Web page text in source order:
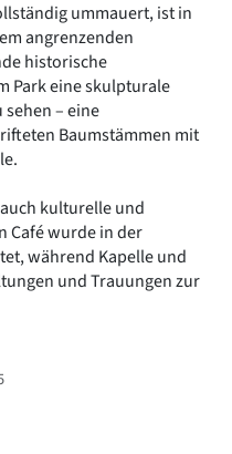
ummauert, ist in
angrenzenden
historische
Park eine skulpturale
– eine
Baumstämmen mit
kulturelle und
Café wurde in der
während Kapelle und
und Trauungen zur